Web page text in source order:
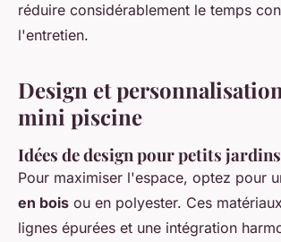
réduire considérablement le temps
l'entretien.
Design et
mini piscine
Idées de design pour petits jardins
Pour maximiser l'espace, optez pour
en bois ou en polyester. Ces
lignes épurées et une intégration